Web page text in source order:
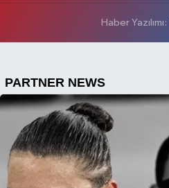
Haber Yazılımı: